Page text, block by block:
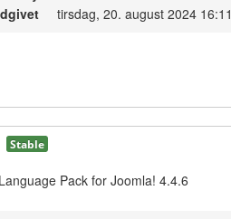
tirsdag, 20. august 2024 16:11
Stable
Pack for Joomla! 4.4.6